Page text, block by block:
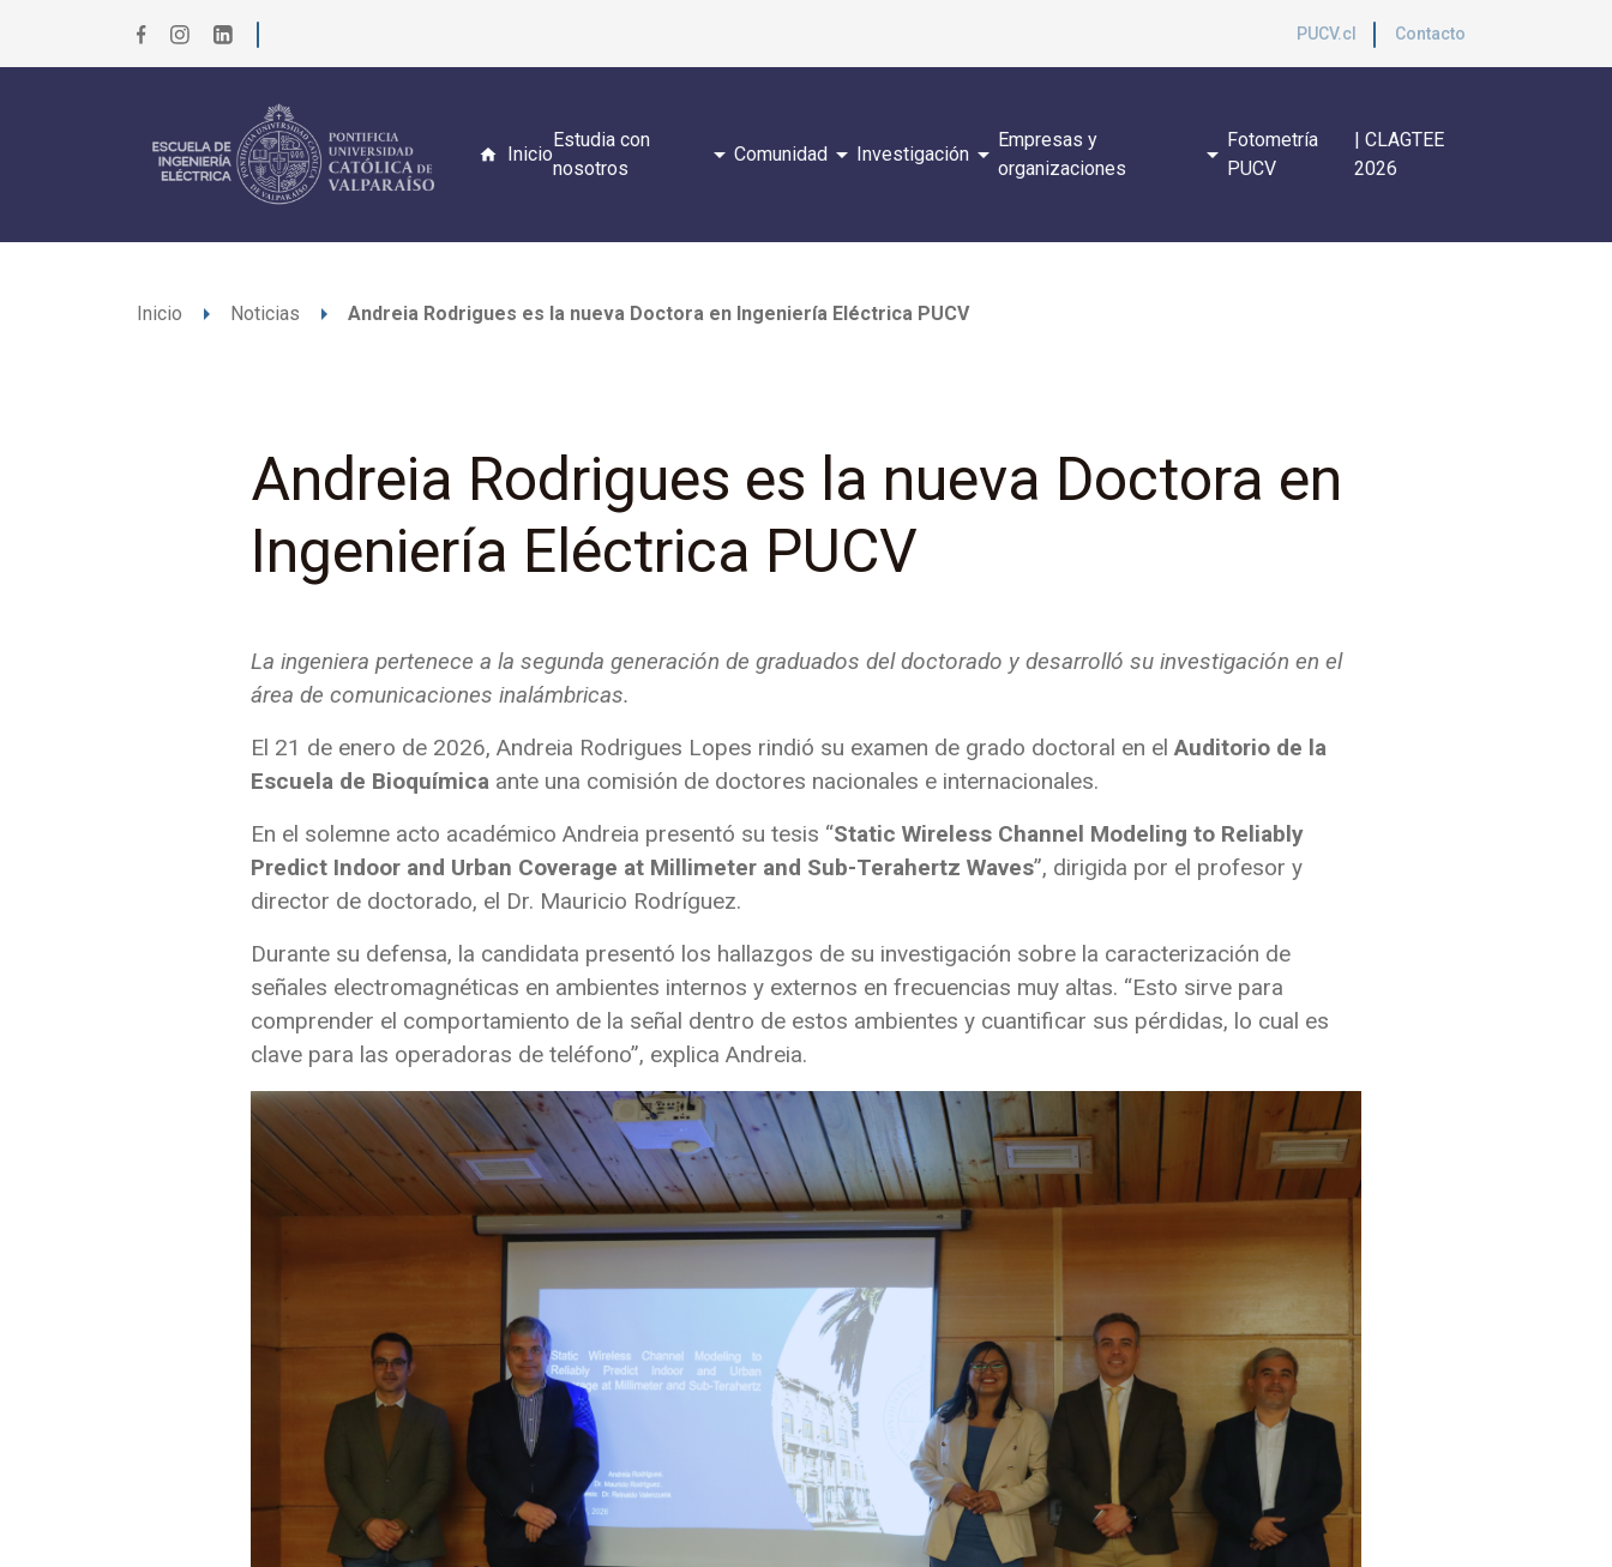
PUCV.cl Contacto
Inicio
Estudia con
nosotros
arrow_drop_down Comunidadarrow_drop_down Investigaciónarrow_drop_down
Empresas y
organizaciones
arrow_drop_down
Fotometría
PUCV
| CLAGTEE
2026
Inicio arrow_right Noticias arrow_right Andreia Rodrigues es la nueva Doctora en Ingeniería Eléctrica PUCV
Andreia Rodrigues es la nueva Doctora en
Ingeniería Eléctrica PUCV
La ingeniera pertenece a la segunda generación de graduados del doctorado y desarrolló su investigación en el
área de comunicaciones inalámbricas.
El 21 de enero de 2026, Andreia Rodrigues Lopes rindió su examen de grado doctoral en elAuditorio de la
Escuela de Bioquímica ante una comisión de doctores nacionales e internacionales.
En el solemne acto académico Andreia presentó su tesis “Static Wireless Channel Modeling to Reliably
Predict Indoor and Urban Coverage at Millimeter and Sub-Terahertz Waves”, dirigida por el profesor y
director de doctorado, el Dr. Mauricio Rodríguez.
Durante su defensa, la candidata presentó los hallazgos de su investigación sobre la caracterización de
señales electromagnéticas en ambientes internos y externos en frecuencias muy altas. “Esto sirve para
comprender el comportamiento de la señal dentro de estos ambientes y cuantificar sus pérdidas, lo cual es
clave para las operadoras de teléfono”, explica Andreia.